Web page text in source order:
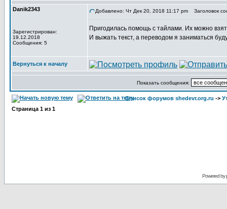
Danik2343
Зарегистрирован:
19.12.2018
Сообщения: 5
Добавлено: Чт Дек 20, 2018 11:17 pm Заголовок
Пригодилась помощь с тайлами. Их можно
И выжать текст, а переводом я заниматься
Вернуться к началу
Показать сообщения:
Список форумов shedevr.org.ru ->
Страница 1 из 1
Powered by